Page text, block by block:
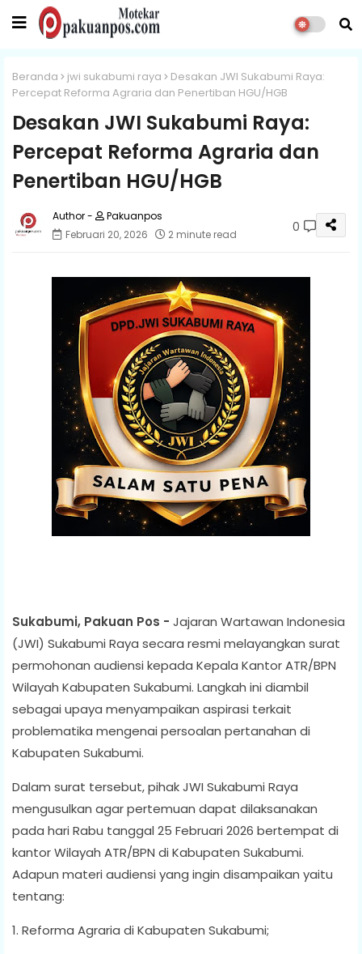
Beranda jwi sukabumi raya
Desakan JWI Sukabumi Raya:
Percepat Reforma Agraria dan Penertiban HGU/HGB
Desakan JWI Sukabumi Raya:
Percepat Reforma Agraria dan
Penertiban HGU/HGB
Pakuanpos
Februari 20, 2026
2 minute read 0
Sukabumi, Pakuan Pos - Jajaran Wartawan Indonesia
(JWI) Sukabumi Raya secara resmi melayangkan surat
permohonan audiensi kepada Kepala Kantor ATR/BPN
Wilayah Kabupaten Sukabumi. Langkah ini diambil
sebagai upaya menyampaikan aspirasi terkait
problematika mengenai persoalan pertanahan di
Kabupaten Sukabumi.
Dalam surat tersebut, pihak JWI Sukabumi Raya
mengusulkan agar pertemuan dapat dilaksanakan
pada hari Rabu tanggal 25 Februari 2026 bertempat di
kantor Wilayah ATR/BPN di Kabupaten Sukabumi.
Adapun materi audiensi yang ingin disampaikan yaitu
tentang:
1. Reforma Agraria di Kabupaten Sukabumi;